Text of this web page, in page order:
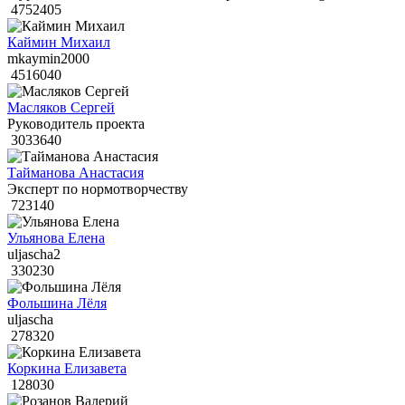
4752405
Каймин Михаил
mkaymin2000
4516040
Масляков Сергей
Руководитель проекта
3033640
Тайманова Анастасия
Эксперт по нормотворчеству
723140
Ульянова Елена
uljascha2
330230
Фольшина Лёля
uljascha
278320
Коркина Елизавета
128030